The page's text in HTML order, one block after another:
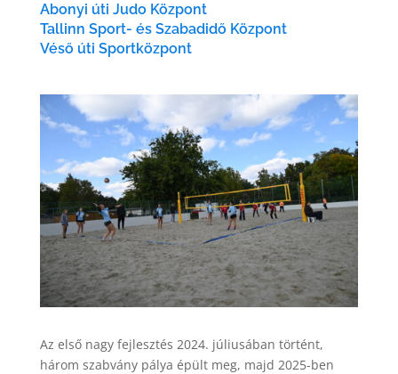
Abonyi úti Judo Központ
Tallinn Sport- és Szabadidő Központ
Véső úti Sportközpont
Az első nagy fejlesztés 2024. júliusában történt,
három szabvány pálya épült meg, majd 2025-ben